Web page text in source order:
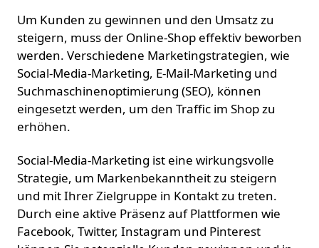
Um Kunden zu gewinnen und den Umsatz zu
steigern, muss der Online-Shop effektiv beworben
werden. Verschiedene Marketingstrategien, wie
Social-Media-Marketing, E-Mail-Marketing und
Suchmaschinenoptimierung (SEO), können
eingesetzt werden, um den Traffic im Shop zu
erhöhen.
Social-Media-Marketing ist eine wirkungsvolle
Strategie, um Markenbekanntheit zu steigern
und mit Ihrer Zielgruppe in Kontakt zu treten.
Durch eine aktive Präsenz auf Plattformen wie
Facebook, Twitter, Instagram und Pinterest